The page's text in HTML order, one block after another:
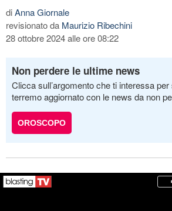
diAnna Giornale
revisionato da Maurizio Ribechini
28 ottobre 2024 alle ore 08:22
Non perdere le ultime news
Clicca sull’argomento che ti interessa
terremo aggiornato con le news da non
OROSCOPO